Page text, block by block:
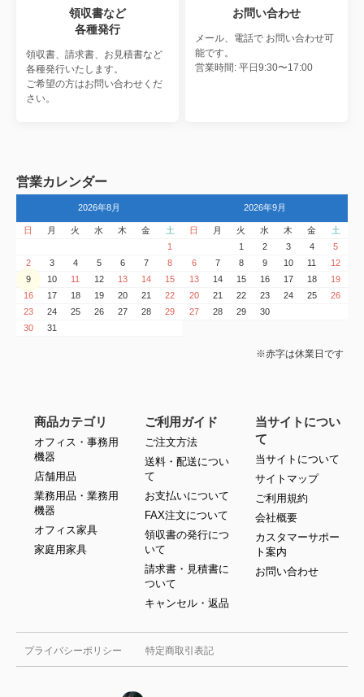
領収書など
各種発行
領収書、請求書、お見積書など
各種発行いたします。
ご希望の方はお問い合わせくだ
さい。
お問い合わせ
メール、電話で お問い合わせ可
能です。
営業時間: 平日9:30〜17:00
営業カレンダー
2026年8月
日 月 火 水 木 金
土
1
2
3 4 5 6 7
8
9
10 11 12 13 14
15
16
17 18 19 20 21
22
23
24 25 26 27 28
29
30
31
2026年9月
日 月 火 水 木 金
土
1
2 3 4
5
6
7 8 9 10 11
12
13
14 15 16 17 18
19
20
21 22 23 24 25
26
27
28 29 30
※赤字は休業日です
プライバシーポリシー 特定商取引表記
商品カテゴリ
オフィス・事務用
機器
店舗用品
業務用品・業務用
機器
オフィス家具
家庭用家具
ご利用ガイド
ご注文方法
送料・配送につい
て
お支払いについて
FAX注文について
領収書の発行につ
いて
請求書・見積書に
ついて
キャンセル・返品
当サイトについ
て
当サイトについて
サイトマップ
ご利用規約
会社概要
カスタマーサポー
ト案内
お問い合わせ